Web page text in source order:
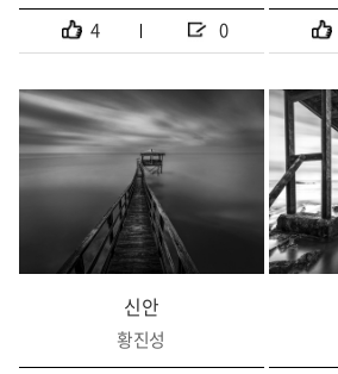
4
0
신안
황진성